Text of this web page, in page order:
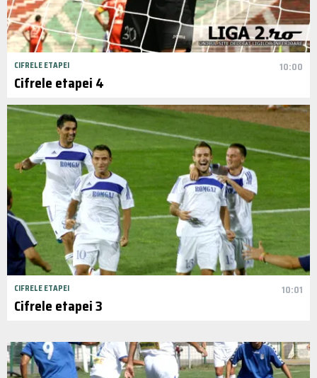
CIFRELE ETAPEI 10:00
Cifrele etapei 4
CIFRELE ETAPEI 10:01
Cifrele etapei 3